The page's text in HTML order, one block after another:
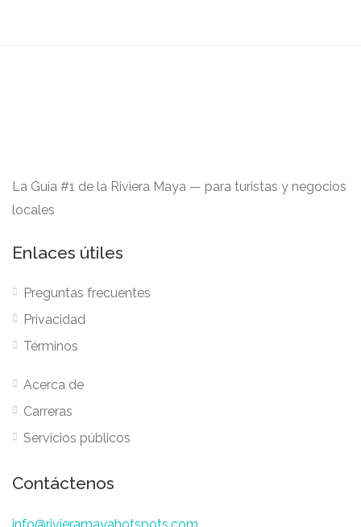
La Guía #1 de la Riviera Maya — para turistas y negocios
locales
Enlaces útiles
Preguntas frecuentes
Privacidad
Términos
Acerca de
Carreras
Servicios públicos
Contáctenos